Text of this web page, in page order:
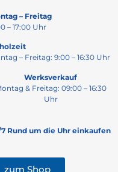
– Freitag
– 17:00 Uhr
– Freitag: 9:00 – 16:30 Uhr
Werksverkauf
& Freitag: 09:00 – 16:30
Uhr
Rund um die Uhr einkaufen
zum Shop